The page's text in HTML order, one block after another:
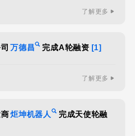
了解更多
万德昌 完成A轮融资 [1]
了解更多
炬坤机器人
完成天使轮融